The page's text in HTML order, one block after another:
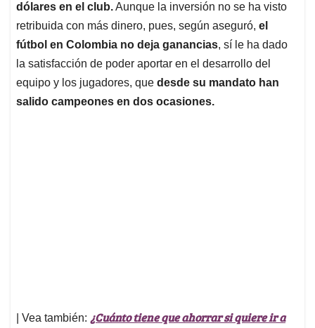
dólares en el club.Aunque la inversión no se ha visto
retribuida con más dinero, pues, según aseguró, el
fútbol en Colombia no deja ganancias, sí le ha dado
la satisfacción de poder aportar en el desarrollo del
equipo y los jugadores, que desde su mandato han
salido campeones en dos ocasiones.
| Vea también: ¿Cuánto tiene que ahorrar si quiere ir a